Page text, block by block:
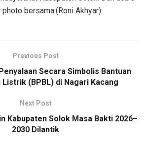
bersama.(Roni Akhyar)
Previous Post
Secara Simbolis Bantuan
Listrik (BPBL) di Nagari Kacang
Next Post
Kabupaten Solok Masa Bakti 2026–
2030 Dilantik